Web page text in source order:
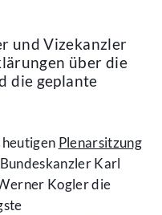
und Vizekanzler
über die
die geplante
Plenarsitzung
Karl
Kogler die